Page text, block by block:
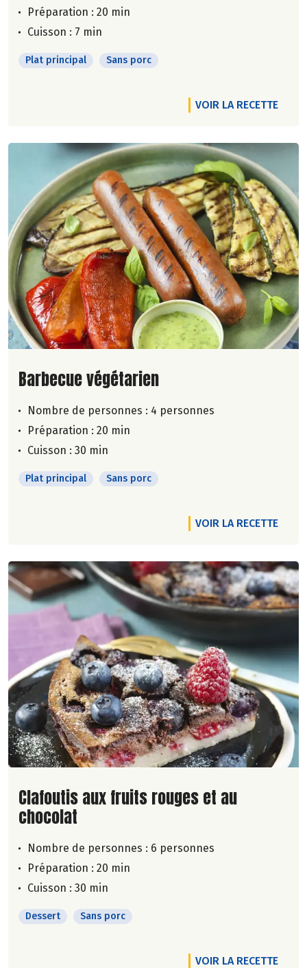
Préparation : 20 min
Cuisson : 7 min
Plat principal Sans porc
VOIR LA RECETTE
Lire la suite de la recette
Barbecue végétarien
Nombre de personnes : 4 personnes
Préparation : 20 min
Cuisson : 30 min
Plat principal Sans porc
VOIR LA RECETTE
Lire la suite de la recette
Clafoutis aux fruits rouges et au
chocolat
Nombre de personnes : 6 personnes
Préparation : 20 min
Cuisson : 30 min
Dessert Sans porc
VOIR LA RECETTE